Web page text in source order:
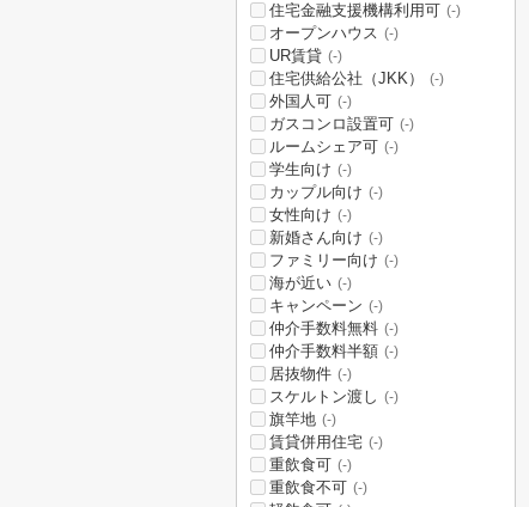
住宅金融支援機構利用可 (-)
オープンハウス (-)
UR賃貸 (-)
住宅供給公社（JKK） (-)
外国人可 (-)
ガスコンロ設置可 (-)
ルームシェア可 (-)
学生向け (-)
カップル向け (-)
女性向け (-)
新婚さん向け (-)
ファミリー向け (-)
海が近い (-)
キャンペーン (-)
仲介手数料無料 (-)
仲介手数料半額 (-)
居抜物件 (-)
スケルトン渡し (-)
旗竿地 (-)
賃貸併用住宅 (-)
重飲食可 (-)
重飲食不可 (-)